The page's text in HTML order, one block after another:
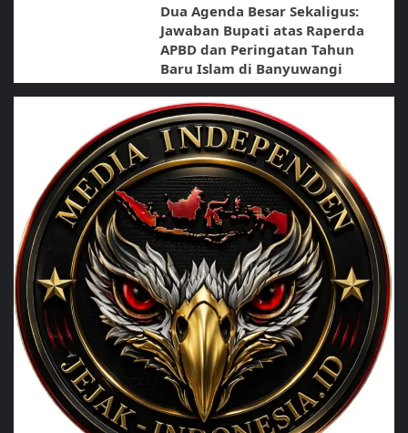
Dua Agenda Besar Sekaligus:
Jawaban Bupati atas Raperda
APBD dan Peringatan Tahun
Baru Islam di Banyuwangi